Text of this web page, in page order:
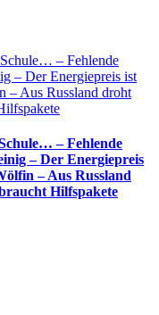
– Fehlende
– Der Energiepreis
– Aus Russland
Hilfspakete